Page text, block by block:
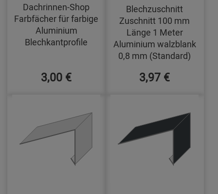
Dachrinnen-Shop
Farbfächer für farbige
Aluminium
Blechkantprofile
3,00 €
Blechzuschnitt
Zuschnitt 100 mm
Länge 1 Meter
Aluminium walzblank
0,8 mm (Standard)
3,97 €